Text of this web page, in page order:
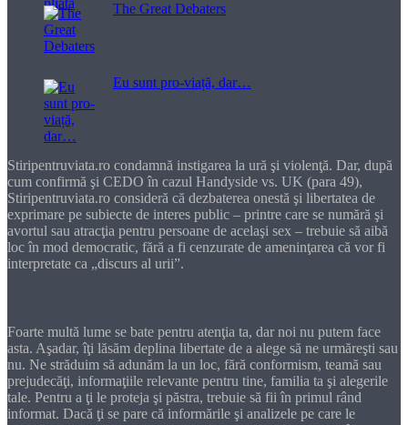
The Great Debaters
Eu sunt pro-viață, dar…
Stiripentruviata.ro condamnă instigarea la ură şi violenţă. Dar, după
cum confirmă şi CEDO în cazul Handyside vs. UK (para 49),
Stiripentruviata.ro consideră că dezbaterea onestă şi libertatea de
exprimare pe subiecte de interes public – printre care se numără şi
avortul sau atracţia pentru persoane de acelaşi sex – trebuie să aibă
loc în mod democratic, fără a fi cenzurate de ameninţarea că vor fi
interpretate ca „discurs al urii”.
Foarte multă lume se bate pentru atenţia ta, dar noi nu putem face
asta. Aşadar, îţi lăsăm deplina libertate de a alege să ne urmăreşti sau
nu. Ne străduim să adunăm la un loc, fără conformism, teamă sau
prejudecăţi, informaţiile relevante pentru tine, familia ta şi alegerile
tale. Pentru a ţi le proteja şi păstra, trebuie să fii în primul rând
informat. Dacă ţi se pare că informările şi analizele pe care le